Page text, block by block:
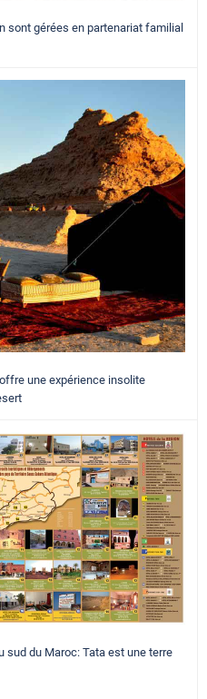
sont gérées en partenariat familial
une expérience insolite
sud du Maroc: Tata est une terre